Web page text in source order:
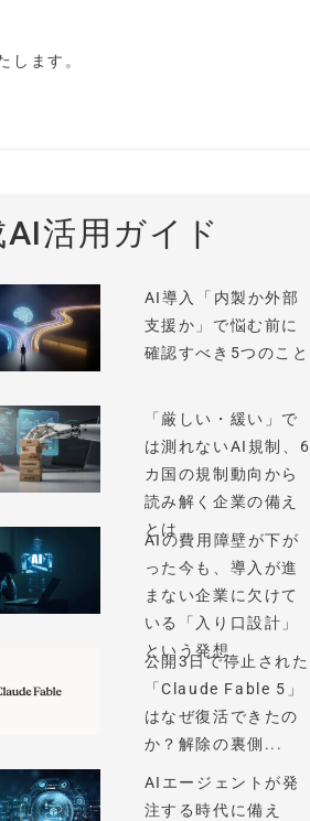
します。
活用ガイド
AI導入「内製か外部
支援か」で悩む前に
確認すべき5つのこと
「厳しい・緩い」で
は測れないAI規制、6
カ国の規制動向から
読み解く企業の備え
とは
AIの費用障壁が下が
った今も、導入が進
まない企業に欠けて
いる「入り口設計」
という発想
公開3日で停止された
「Claude Fable 5」
はなぜ復活できたの
か？解除の裏側...
AIエージェントが発
注する時代に備え